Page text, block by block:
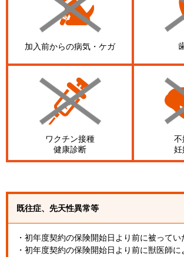
加入前からの病気・ケガ
ワクチン接種
健康診断
不
妊
既往症、先天性異常等
・初年度契約の保険開始日より前に被って
・初年度契約の保険開始日より前に獣医師